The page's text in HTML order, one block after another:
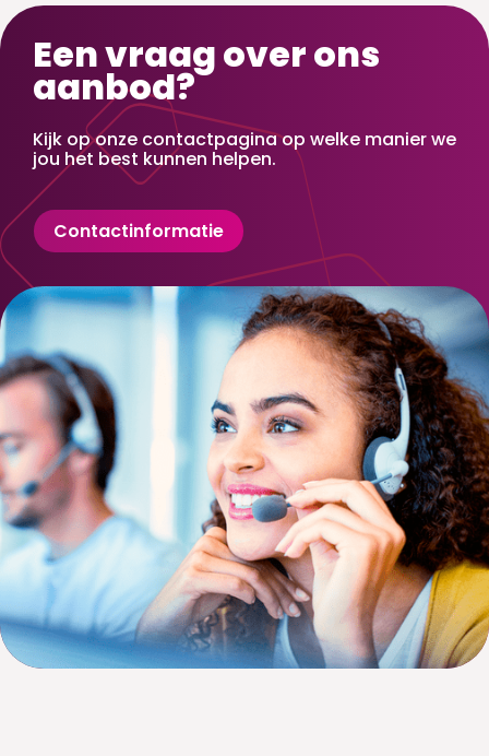
Een vraag over ons
aanbod?
Kijk op onze contactpagina op welke manier we
jou het best kunnen helpen.
Contactinformatie